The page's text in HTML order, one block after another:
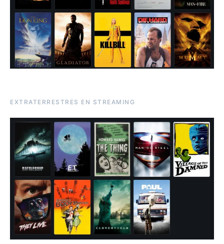
EXTRATERRESTRES EN STREAMING